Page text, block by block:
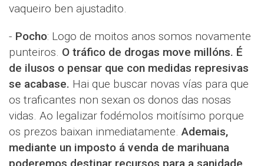
vaqueiro ben ajustadito.
- Pocho: Logo de moitos anos somos novamente
punteiros. O tráfico de drogas move millóns. É
de ilusos o pensar que con medidas represivas
se acabase. Hai que buscar novas vías para que
os traficantes non sexan os donos das nosas
vidas. Ao legalizar fodémolos moitísimo porque
os prezos baixan inmediatamente.Ademais,
mediante un imposto á venda de marihuana